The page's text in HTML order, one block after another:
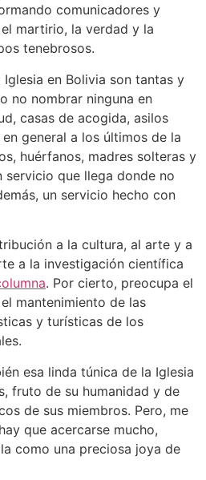
comunicadores y
martirio, la verdad y la
tenebrosos.
en Bolivia son tantas y
no nombrar ninguna en
casas de acogida, asilos
general a los últimos de la
huérfanos, madres solteras y
que llega donde no
un servicio hecho con
a la cultura, al arte y a
a la investigación científica
. Por cierto, preocupa el
mantenimiento de las
y turísticas de los
esa linda túnica de la Iglesia
fruto de su humanidad y de
de sus miembros. Pero, me
que acercarse mucho,
como una preciosa joya de